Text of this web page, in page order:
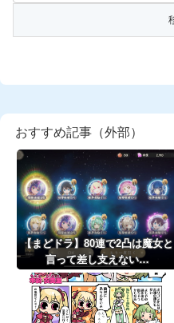
おすすめ記事（外部）
【まどドラ】80連で2凸は魔女と
言って差し支えない…